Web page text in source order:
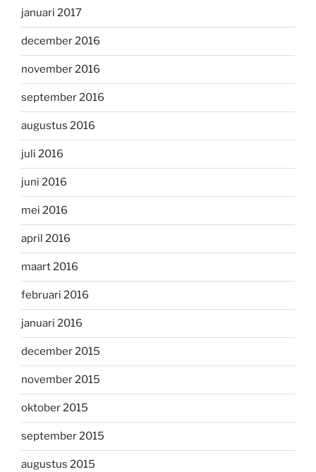
januari 2017
december 2016
november 2016
september 2016
augustus 2016
juli 2016
juni 2016
mei 2016
april 2016
maart 2016
februari 2016
januari 2016
december 2015
november 2015
oktober 2015
september 2015
augustus 2015